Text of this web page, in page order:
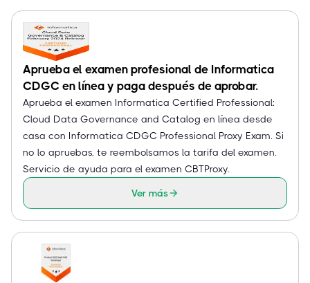
Aprueba el examen profesional de Informatica
CDGC en línea y paga después de aprobar.
Aprueba el examen Informatica Certified Professional:
Cloud Data Governance and Catalog en línea desde
casa con Informatica CDGC Professional Proxy Exam. Si
no lo apruebas, te reembolsamos la tarifa del examen.
Servicio de ayuda para el examen CBTProxy.
Ver más